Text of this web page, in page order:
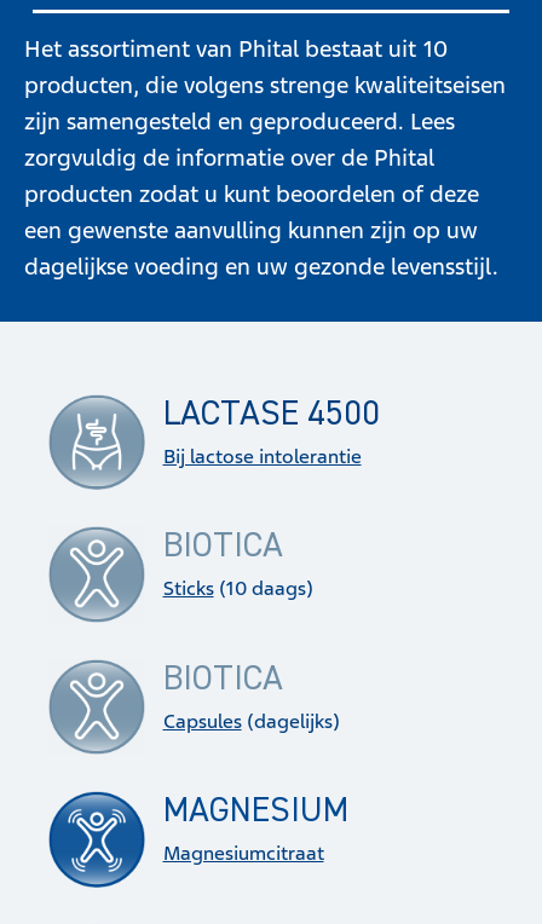
Het assortiment van Phital bestaat uit 10
producten, die volgens strenge kwaliteitseisen
zijn samengesteld en geproduceerd. Lees
zorgvuldig de informatie over de Phital
producten zodat u kunt beoordelen of deze
een gewenste aanvulling kunnen zijn op uw
dagelijkse voeding en uw gezonde levensstijl.
LACTASE 4500
Bij lactose intolerantie
BIOTICA
Sticks(10 daags)
BIOTICA
Capsules(dagelijks)
MAGNESIUM
Magnesiumcitraat